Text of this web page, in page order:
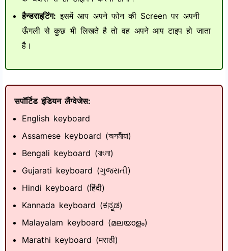
हैन्डराइटिंग: इसमें आप अपने फोन की Screen पर अपनी
ऊँगली से कुछ भी लिखते है तो वह अपने आप टाइप हो जाता
है।
सपॉर्टिड इंडियन लैंग्वेजेस:
English keyboard
Assamese keyboard (অসমীয়া)
Bengali keyboard (বাংলা)
Gujarati keyboard (ગુજરાતી)
Hindi keyboard (हिंदी)
Kannada keyboard (ಕನ್ನಡ)
Malayalam keyboard (മലയാളം)
Marathi keyboard (मराठी)